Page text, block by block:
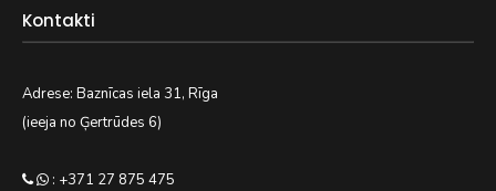
Kontakti
Adrese: Baznīcas iela 31, Rīga
(ieeja no Ģertrūdes 6)
: +371 27 875 475